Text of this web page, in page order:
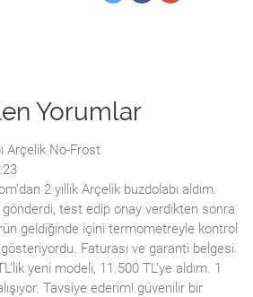
Yorumlar
Arçelik No-Frost
2 yıllık Arçelik buzdolabı aldım.
gönderdi, test edip onay verdikten sonra
geldiğinde içini termometreyle kontrol
Faturası ve garanti belgesi
yeni modeli, 11.500 TL’ye aldım. 1
Tavsiye ederim! güvenilir bir